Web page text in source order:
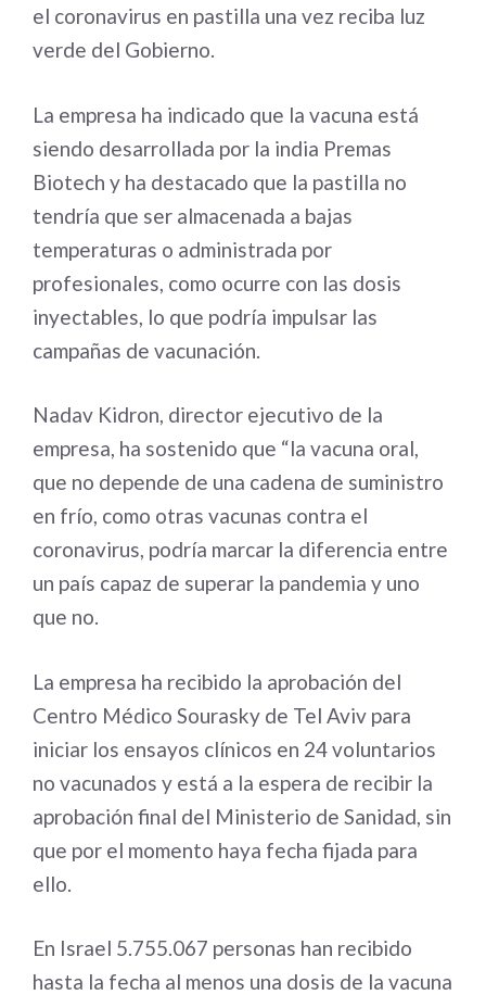
el coronavirus en pastilla una vez reciba luz
verde del Gobierno.
La empresa ha indicado que la vacuna está
siendo desarrollada por la india Premas
Biotech y ha destacado que la pastilla no
tendría que ser almacenada a bajas
temperaturas o administrada por
profesionales, como ocurre con las dosis
inyectables, lo que podría impulsar las
campañas de vacunación.
Nadav Kidron, director ejecutivo de la
empresa, ha sostenido que “la vacuna oral,
que no depende de una cadena de suministro
en frío, como otras vacunas contra el
coronavirus, podría marcar la diferencia entre
un país capaz de superar la pandemia y uno
que no.
La empresa ha recibido la aprobación del
Centro Médico Sourasky de Tel Aviv para
iniciar los ensayos clínicos en 24 voluntarios
no vacunados y está a la espera de recibir la
aprobación final del Ministerio de Sanidad, sin
que por el momento haya fecha fijada para
ello.
En Israel 5.755.067 personas han recibido
hasta la fecha al menos una dosis de la vacuna